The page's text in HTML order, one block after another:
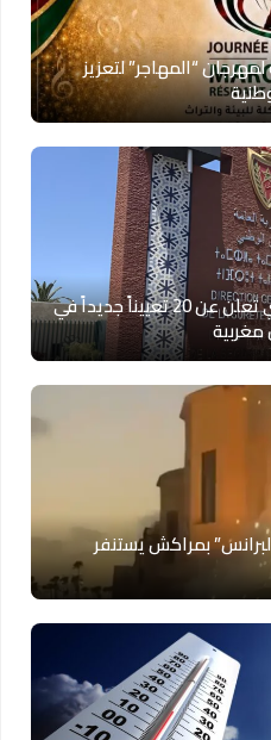
“المهاجر” لتعزيز
المديرية العامة للأمن الوطني تعلن عن 20 تعييناً جديداً في
بمراكش يستنفر